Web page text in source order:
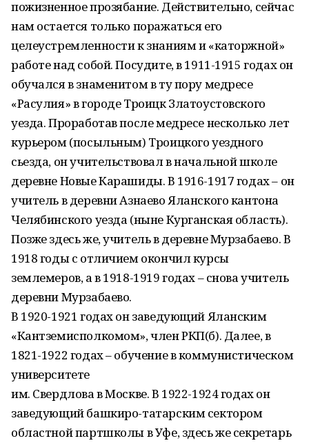
пожизненное прозябание. Действительно, сейчас
нам остается только поражаться его
целеустремленности к знаниям и «каторжной»
работе над собой. Посудите, в 1911-1915 годах он
обучался в знаменитом в ту пору медресе
«Расулия» в городе Троицк Златоустовского
уезда. Проработав после медресе несколько лет
курьером (посыльным) Троицкого уездного
сьезда, он учительствовал в начальной школе
деревне Новые Карашиды. В 1916-1917 годах – он
учитель в деревни Азнаево Яланского кантона
Челябинского уезда (ныне Курганская область).
Позже здесь же, учитель в деревне Мурзабаево. В
1918 годы с отличием окончил курсы
землемеров, а в 1918-1919 годах – снова учитель
деревни Мурзабаево.
В 1920-1921 годах он заведующий Яланским
«Кантземисполкомом», член РКП(б). Далее, в
1821-1922 годах – обучение в коммунистическом
университете
им. Свердлова в Москве. В 1922-1924 годах он
заведующий башкиро-татарским сектором
областной партшколы в Уфе, здесь же секретарь